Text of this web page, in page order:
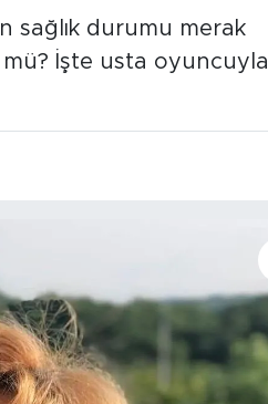
sağlık durumu merak
İşte usta oyuncuyla